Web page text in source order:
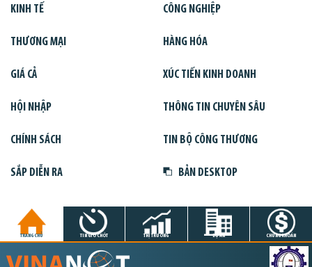
KINH TẾ CÔNG NGHIỆP
THƯƠNG MẠI HÀNG HÓA
GIÁ CẢ XÚC TIẾN KINH DOANH
HỘI NHẬP THÔNG TIN CHUYÊN SÂU
CHÍNH SÁCH TIN BỘ CÔNG THƯƠNG
SẮP DIỄN RA BẢN DESKTOP
TRANG CHỦ TIN GIỜ CHÓT THỊ TRƯỜNG DỰ ÁN CHỨNG KHOÁN